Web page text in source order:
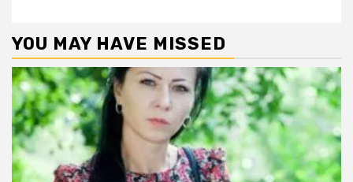
YOU MAY HAVE MISSED